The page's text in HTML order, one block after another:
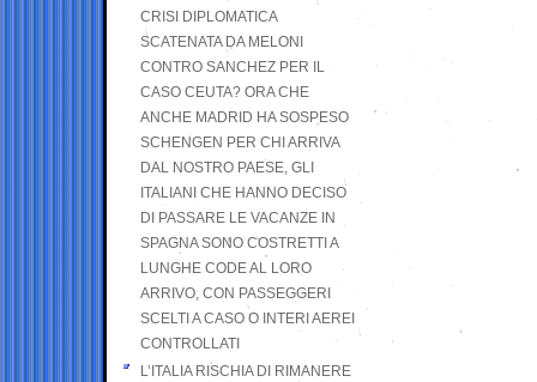
CRISI DIPLOMATICA
SCATENATA DA MELONI
CONTRO SANCHEZ PER IL
CASO CEUTA? ORA CHE
ANCHE MADRID HA SOSPESO
SCHENGEN PER CHI ARRIVA
DAL NOSTRO PAESE, GLI
ITALIANI CHE HANNO DECISO
DI PASSARE LE VACANZE IN
SPAGNA SONO COSTRETTI A
LUNGHE CODE AL LORO
ARRIVO, CON PASSEGGERI
SCELTI A CASO O INTERI AEREI
CONTROLLATI
L’ITALIA RISCHIA DI RIMANERE